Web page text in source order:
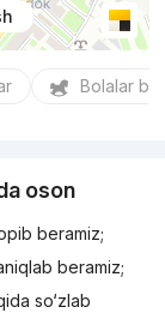
Bolalar
oson
beramiz;
beramiz;
so‘zlab